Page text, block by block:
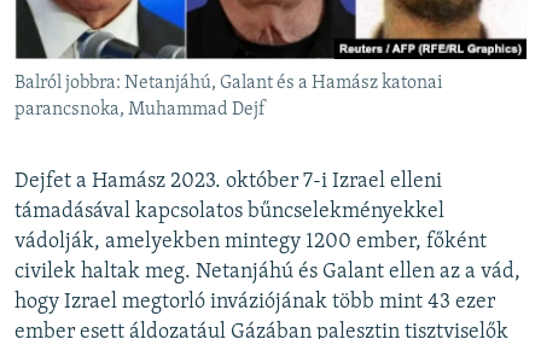
Balról jobbra: Netanjáhú, Galant és a Hamász katonai
parancsnoka, Muhammad Dejf
Dejfet a Hamász 2023. október 7-i Izrael elleni
támadásával kapcsolatos bűncselekményekkel
vádolják, amelyekben mintegy 1200 ember, főként
civilek haltak meg. Netanjáhú és Galant ellen az a vád,
hogy Izrael megtorló inváziójának több mint 43 ezer
ember esett áldozatául Gázában palesztin tisztviselők